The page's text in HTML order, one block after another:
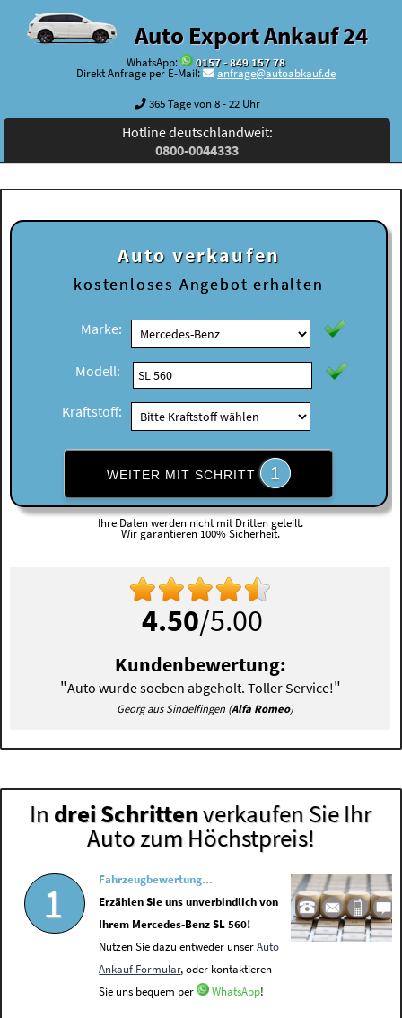
Auto Export Ankauf 24
WhatsApp:
0157 - 849 157 78
Direkt Anfrage per E-Mail:
anfrage@autoabkauf.de
365 Tage von 8 - 22 Uhr
Hotline deutschlandweit:
0800-0044333
Auto verkaufen
kostenloses Angebot erhalten
Marke:
Modell:
Kraftstoff:
WEITER MIT SCHRITT 1
Ihre Daten werden nicht mit Dritten geteilt.
Wir garantieren 100% Sicherheit.
4.50/5.00
Kundenbewertung:
"Auto wurde soeben abgeholt. Toller Service!"
Georg aus Sindelfingen (Alfa Romeo)
In drei Schrittenverkaufen Sie Ihr
Auto zum Höchstpreis!
1
Fahrzeugbewertung...
Erzählen Sie uns unverbindlich von
Ihrem Mercedes-Benz SL 560!
Nutzen Sie dazu entweder unserAuto
Ankauf Formular, oder kontaktieren
Sie uns bequem per
WhatsApp!